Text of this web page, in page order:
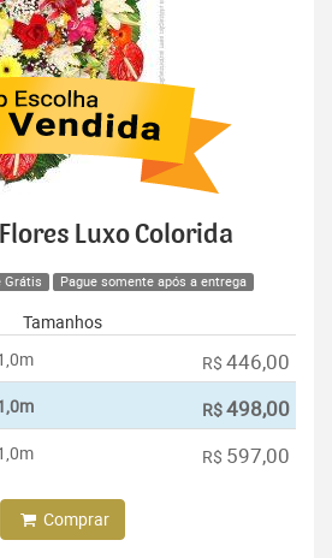
Luxo Colorida
Grátis Pague somente após a entrega
Tamanhos
R$ 446,00
R$498,00
R$ 597,00
Comprar